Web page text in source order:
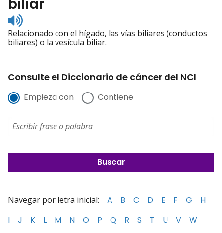
biliar
Listen
to
pronunciation
Relacionado con el hígado, las vías biliares (conductos
biliares) o la vesícula biliar.
Consulte el Diccionario de cáncer del NCI
Empieza con Contiene
Navegar por letra inicial: A B C D E F G
H
I
J K L M N O P Q R S T U V
W